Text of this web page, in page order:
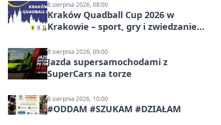
8 sierpnia 2026, 08:00
Kraków Quadball Cup 2026 w
Krakowie – sport, gry i zwiedzanie
8 sierpnia 2026, 09:00
Jazda supersamochodami z
SuperCars na torze
8 sierpnia 2026, 10:00
#ODDAM #SZUKAM #DZIAŁAM